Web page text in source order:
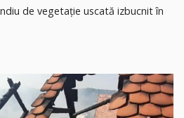
de vegetație uscată izbucnit în